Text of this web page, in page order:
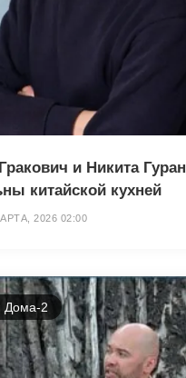
и Никита
китайской кухней
2026 02:00
Дома-2